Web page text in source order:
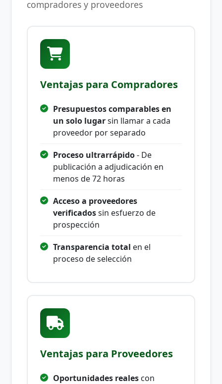
compradores y proveedores
Ventajas para Compradores
Presupuestos comparables en
un solo lugarsin llamar a cada
proveedor por separado
Proceso ultrarrápido- De
publicación a adjudicación en
menos de 72 horas
Acceso a proveedores
verificadossin esfuerzo de
prospección
Transparencia total en el
proceso de selección
Ventajas para Proveedores
Oportunidades reales con